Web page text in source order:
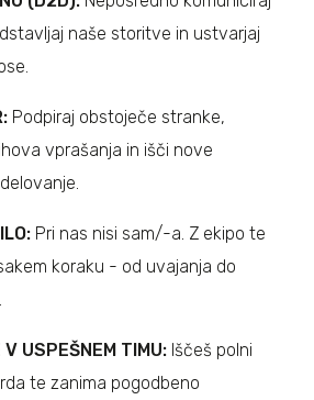
naše storitve in ustvarjaj
Podpiraj obstoječe stranke,
vprašanja in išči nove
Pri nas nisi sam/-a. Z ekipo te
koraku - od uvajanja do
USPEŠNEM TIMU: Iščeš polni
te zanima pogodbeno